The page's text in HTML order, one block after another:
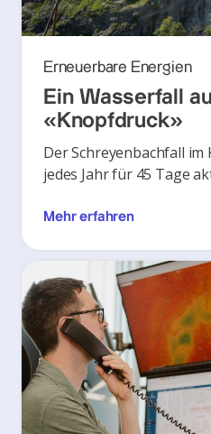
Erneuerbare Energien
Ein Wasserfall
«Knopfdruck»
Der Schreyenbachfall im
jedes Jahr für 45 Tage
Mehr erfahren